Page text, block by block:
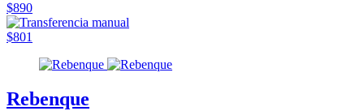
$890
$801
Rebenque